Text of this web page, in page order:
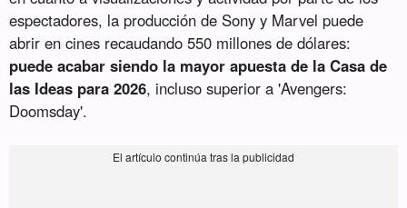
espectadores, la producción de Sony y Marvel puede
abrir en cines recaudando 550 millones de dólares:
puede acabar siendo la mayor apuesta de la Casa de
las Ideas para 2026, incluso superior a 'Avengers:
Doomsday'.